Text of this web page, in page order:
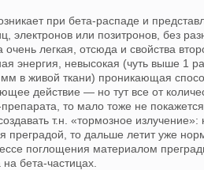
при бета-распаде и
электронов или позитронов, без
легкая, отсюда и свойства
энергия, невысокая (чуть выше 1
в живой ткани) проникающая
действие — но тут все от
то мало тоже не
т.н. «тормозное излучение»:
преградой, то дальше летит уже
поглощения материалом
бета-частицах.